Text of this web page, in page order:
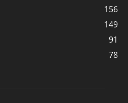
156
149
91
78